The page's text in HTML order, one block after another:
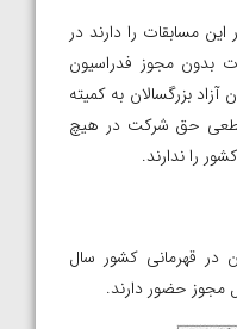
مسابقات را دارند در
بدون مجوز فدراسیون
بزرگسالان به کمیته
حق شرکت در هیچ
را ندارند.
در قهرمانی کشور سال